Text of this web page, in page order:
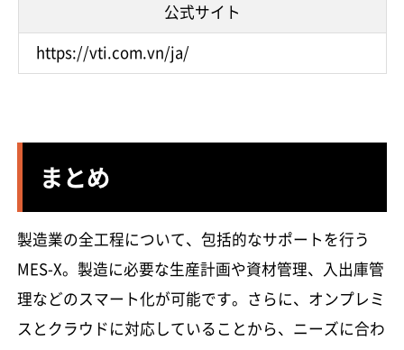
公式サイト
https://vti.com.vn/ja/
まとめ
製造業の全工程について、包括的なサポートを行う
MES-X。製造に必要な生産計画や資材管理、入出庫管
理などのスマート化が可能です。さらに、オンプレミ
スとクラウドに対応していることから、ニーズに合わ